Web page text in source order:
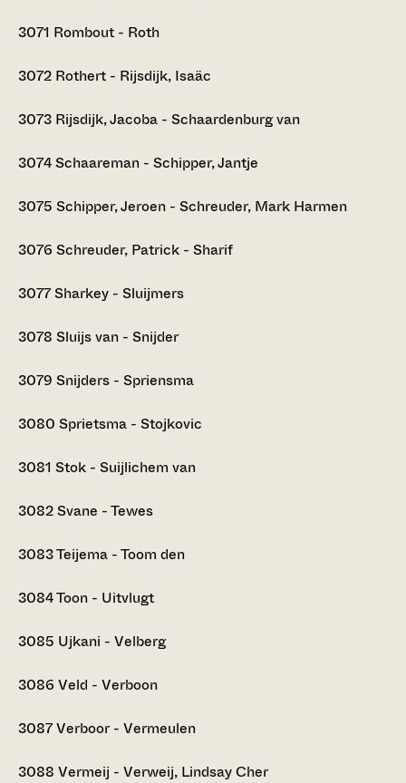
3071 Rombout - Roth
3072 Rothert - Rijsdijk, Isaäc
3073 Rijsdijk, Jacoba - Schaardenburg van
3074Schaareman - Schipper, Jantje
3075 Schipper, Jeroen - Schreuder, Mark Harmen
3076 Schreuder, Patrick - Sharif
3077Sharkey - Sluijmers
3078 Sluijs van - Snijder
3079 Snijders - Spriensma
3080 Sprietsma - Stojkovic
3081 Stok - Suijlichem van
3082Svane - Tewes
3083Teijema - Toom den
3084Toon - Uitvlugt
3085 Ujkani - Velberg
3086 Veld - Verboon
3087Verboor - Vermeulen
3088 Vermeij - Verweij, Lindsay Cher